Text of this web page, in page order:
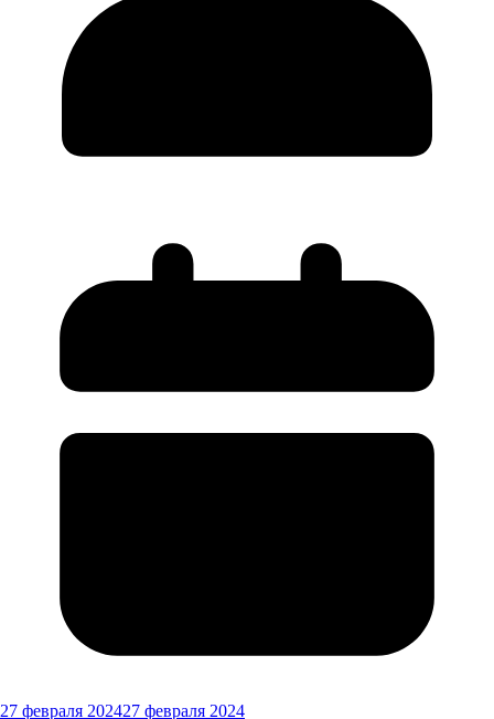
27 февраля 202427 февраля 2024